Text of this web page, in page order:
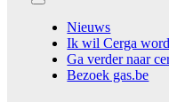
Toggle
Navigation
Nieuws
Ik wil Cerga
Ga verder naar
Bezoek gas.be